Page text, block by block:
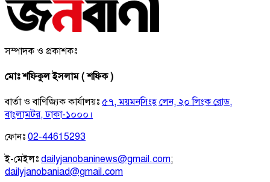
সম্পাদক ও প্রকাশকঃ
মোঃ শফিকুল ইসলাম ( শফিক )
বার্তা ও বাণিজ্যিক কার্যালয়ঃ ৫৭, ময়মনসিংহ লেন, ২০ লিংক রোড,
বাংলামটর, ঢাকা-১০০০।
ফোনঃ 02-44615293
ই-মেইলঃ dailyjanobaninews@gmail.com;
dailyjanobaniad@gmail.com